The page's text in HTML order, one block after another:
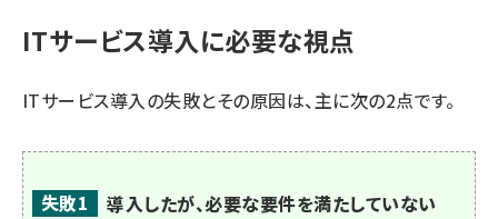
ITサービス導入に必要な視点
ITサービス導入の失敗とその原因は、主に次の2点です。
失敗1
導入したが、必要な要件を満たしていない